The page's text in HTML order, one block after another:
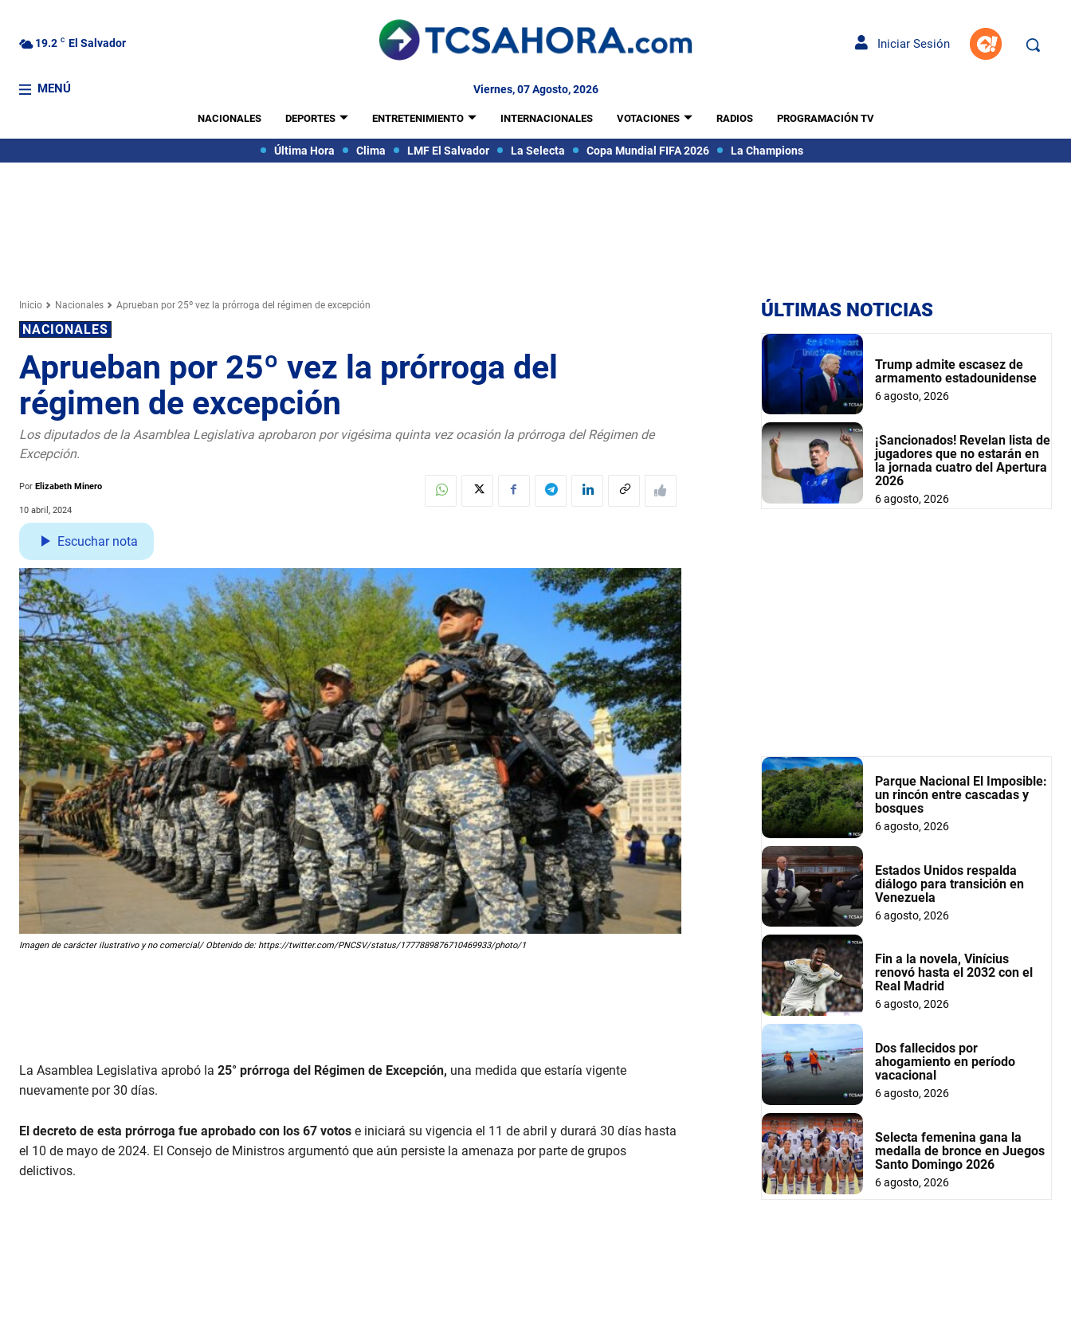
19.2 C El Salvador Iniciar Sesión
MENÚ Viernes, 07 Agosto, 2026
NACIONALES DEPORTES ENTRETENIMIENTO INTERNACIONALES VOTACIONES RADIOS PROGRAMACIÓN TV
Última Hora Clima LMF El Salvador La Selecta Copa Mundial FIFA 2026 La Champions
Inicio Nacionales Aprueban por 25º vez la prórroga del régimen de excepción
NACIONALES
Aprueban por 25º vez la prórroga del
régimen de excepción
Los diputados de la Asamblea Legislativa aprobaron por vigésima quinta vez ocasión la prórroga del Régimen de
Excepción.
Por Elizabeth Minero
10 abril, 2024
Escuchar nota
Imagen de carácter ilustrativo y no comercial/ Obtenido de: https://twitter.com/PNCSV/status/1777889876710469933/photo/1
La Asamblea Legislativa aprobó la 25° prórroga del Régimen de Excepción, una medida que estaría vigente
nuevamente por 30 días.
El decreto de esta prórroga fue aprobado con los 67 votos e iniciará su vigencia el 11 de abril y durará 30 días hasta
el 10 de mayo de 2024. El Consejo de Ministros argumentó que aún persiste la amenaza por parte de grupos
delictivos.
ÚLTIMAS NOTICIAS
Trump admite escasez de
armamento estadounidense
6 agosto, 2026
¡Sancionados! Revelan lista de
jugadores que no estarán en
la jornada cuatro del Apertura
2026
6 agosto, 2026
Parque Nacional El Imposible:
un rincón entre cascadas y
bosques
6 agosto, 2026
Estados Unidos respalda
diálogo para transición en
Venezuela
6 agosto, 2026
Fin a la novela, Vinícius
renovó hasta el 2032 con el
Real Madrid
6 agosto, 2026
Dos fallecidos por
ahogamiento en período
vacacional
6 agosto, 2026
Selecta femenina gana la
medalla de bronce en Juegos
Santo Domingo 2026
6 agosto, 2026